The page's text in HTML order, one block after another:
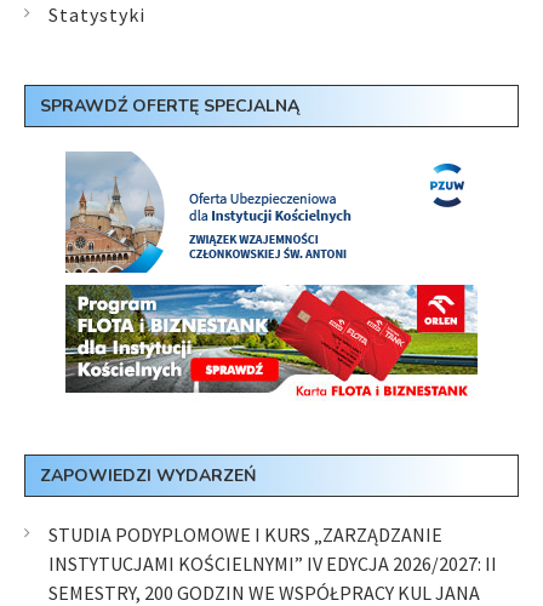
Statystyki
SPRAWDŹ OFERTĘ SPECJALNĄ
ZAPOWIEDZI WYDARZEŃ
STUDIA PODYPLOMOWE I KURS „ZARZĄDZANIE
INSTYTUCJAMI KOŚCIELNYMI” IV EDYCJA 2026/2027: II
SEMESTRY, 200 GODZIN WE WSPÓŁPRACY KUL JANA